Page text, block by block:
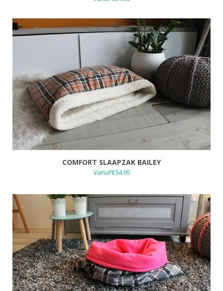
COMFORT SLAAPZAK BAILEY
Vanaf€34.95